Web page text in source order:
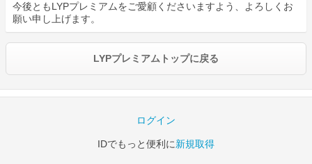
今後ともLYPプレミアムをご愛顧くださいますよう、よろしくお
願い申し上げます。
LYPプレミアムトップに戻る
ログイン
IDでもっと便利に新規取得